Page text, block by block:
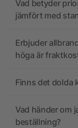
Vad betyder
jämfört med
Erbjuder
höga är
Finns det dolda
Vad händer om
beställning?